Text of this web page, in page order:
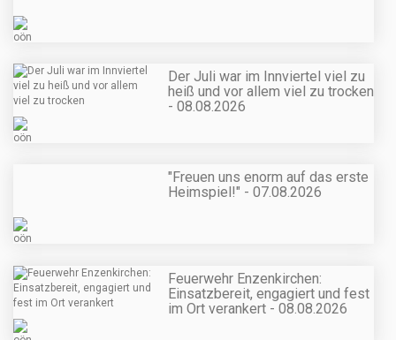
Der Juli war im Innviertel viel zu
heiß und vor allem viel zu trocken
- 08.08.2026
"Freuen uns enorm auf das erste
Heimspiel!" - 07.08.2026
Feuerwehr Enzenkirchen:
Einsatzbereit, engagiert und fest
im Ort verankert - 08.08.2026